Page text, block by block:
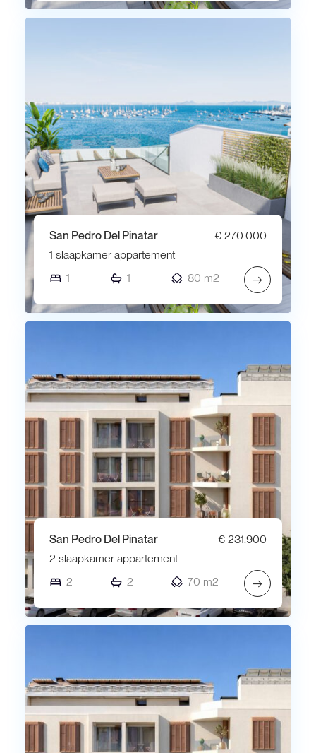
San Pedro Del Pinatar
€ 270.000
1 slaapkamer appartement
1
1 80 m2 →
San Pedro Del Pinatar
€ 231.900
2 slaapkamer appartement
2
2 70 m2 →